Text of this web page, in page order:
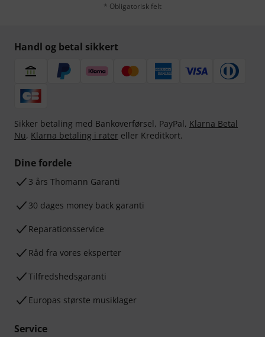
* Obligatorisk felt
Handl og betal sikkert
Sikker betaling med Bankoverførsel, PayPal, Klarna Betal
Nu, Klarna betaling i rater eller Kreditkort.
Dine fordele
3 års Thomann Garanti
30 dages money back garanti
Reparationsservice
Råd fra vores eksperter
Tilfredshedsgaranti
Europas største musiklager
Service